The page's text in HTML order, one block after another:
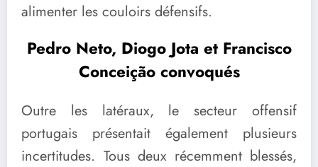
alimenter les couloirs défensifs.
Pedro Neto, Diogo Jota et Francisco
Conceição convoqués
Outre les latéraux, le secteur offensif
portugais présentait également plusieurs
incertitudes. Tous deux récemment blessés,